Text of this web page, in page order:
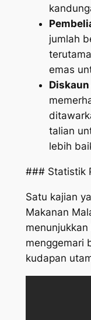
jumlah
emas
talian
lebih
### Statistik
Satu kajian
Makanan
menggemari
kudapan